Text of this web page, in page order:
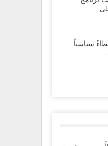
الصحراء
مع تحوله من
سياسياً